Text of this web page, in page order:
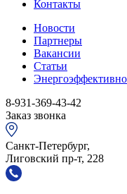
Контакты
Новости
Партнеры
Вакансии
Статьи
8-931-369-43-42
Заказ звонка
Санкт-Петербург,
Лиговский пр-т, 228